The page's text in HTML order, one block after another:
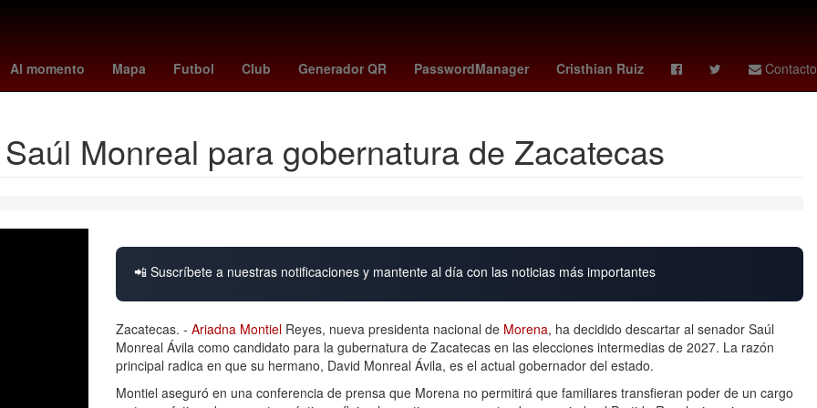
Al momento Mapa Futbol Club Generador QR PasswordManager Cristhian Ruiz Contacto
Jorge Rodríguez américa - cruz azul tudn en vivo necaxa vs pumas femenil sparta rotterdam - feyenoord celtics Elliot Page
Monreal para gobernatura de Zacatecas
📲 Suscríbete a nuestras notificaciones y mantente al día con las noticias más importantes
Zacatecas. - Ariadna Montiel Reyes, nueva presidenta nacional de Morena, ha decidido descartar al senador Saúl
Monreal Ávila como candidato para la gubernatura de Zacatecas en las elecciones intermedias de 2027. La razón
principal radica en que su hermano, David Monreal Ávila, es el actual gobernador del estado.
Montiel aseguró en una conferencia de prensa que Morena no permitirá que familiares transfieran poder de un cargo